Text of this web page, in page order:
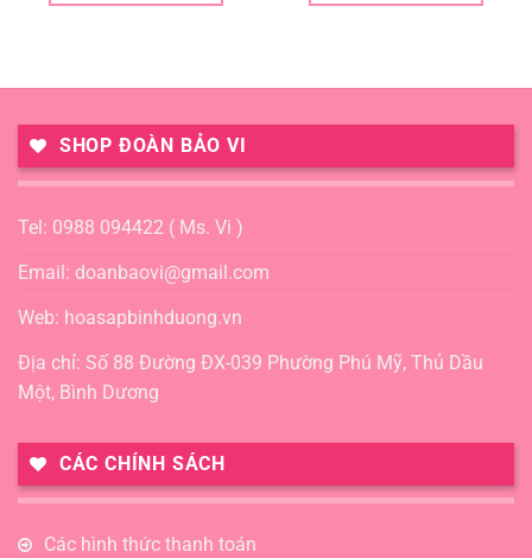
SHOP ĐOÀN BẢO VI
Tel: 0988 094422 ( Ms. Vi )
Email: doanbaovi@gmail.com
Web: hoasapbinhduong.vn
Địa chỉ: Số 88 Đường ĐX-039 Phường Phú Mỹ, Thủ Dầu
Một, Bình Dương
CÁC CHÍNH SÁCH
Các hình thức thanh toán